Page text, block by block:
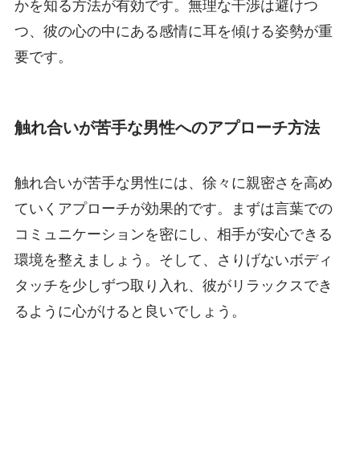
かを知る方法が有効です。無理な干渉は避けつ
つ、彼の心の中にある感情に耳を傾ける姿勢が重
要です。
触れ合いが苦手な男性へのアプローチ方法
触れ合いが苦手な男性には、徐々に親密さを高め
ていくアプローチが効果的です。まずは言葉での
コミュニケーションを密にし、相手が安心できる
環境を整えましょう。そして、さりげないボディ
タッチを少しずつ取り入れ、彼がリラックスでき
るように心がけると良いでしょう。